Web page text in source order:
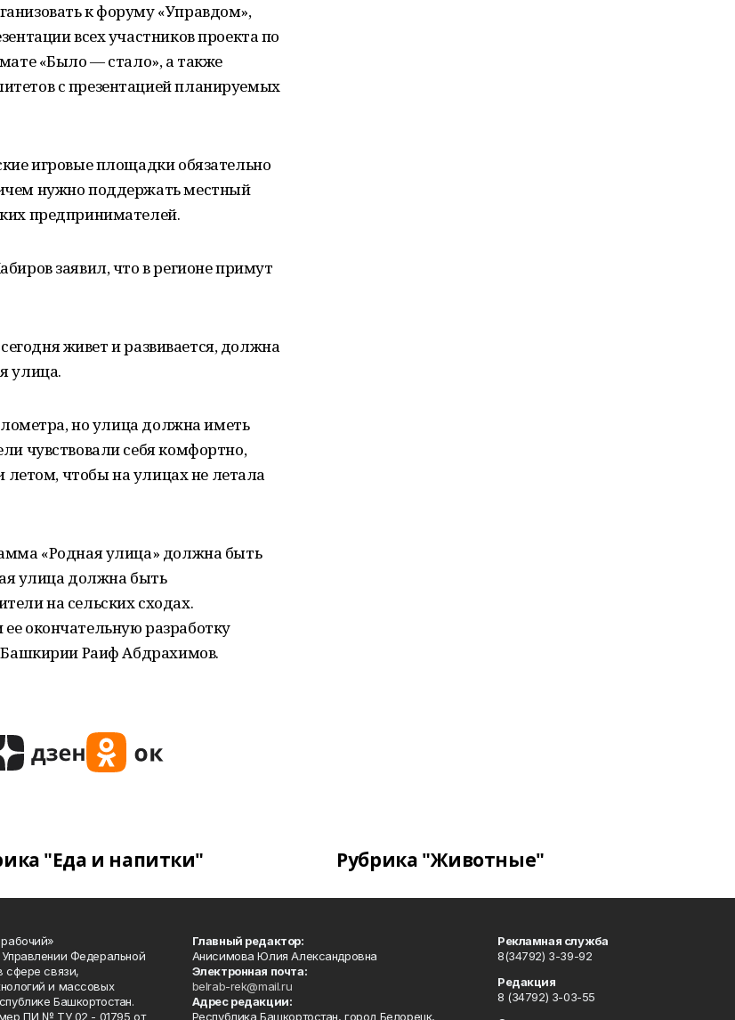
к форуму «Управдом»,
всех участников проекта по
«Было — стало», а также
с презентацией планируемых
игровые площадки обязательно
нужно поддержать местный
предпринимателей.
заявил, что в регионе примут
живет и развивается, должна
улица.
но улица должна иметь
чувствовали себя комфортно,
летом, чтобы на улицах не летала
«Родная улица» должна быть
улица должна быть
на сельских сходах.
окончательную разработку
Башкирии Раиф Абдрахимов.
"Еда и напитки" Рубрика "Животные"
Федеральной
сфере связи,
и массовых
Башкортостан.
ПИ № ТУ 02 - 01795 от
Главный редактор:
Анисимова Юлия Александровна
Электронная почта:
belrab-rek@mail.ru
Адрес редакции:
Республика Башкортостан, город Белорецк,
Рекламная служба
8(34792) 3-39-92
Редакция
8 (34792) 3-03-55